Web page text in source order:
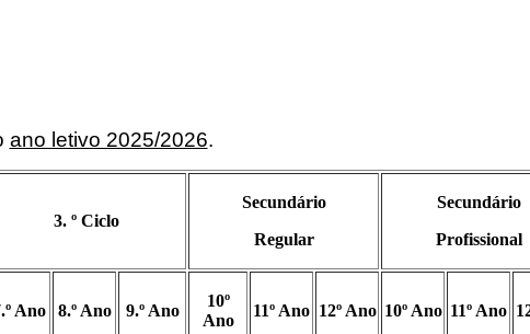
ano letivo 2025/2026.
3. º Ciclo
Secundário
Regular
Secundário
Profissional
Ano 8.º Ano 9.º Ano
10º
Ano
11º Ano 12º Ano 10º Ano 11º Ano